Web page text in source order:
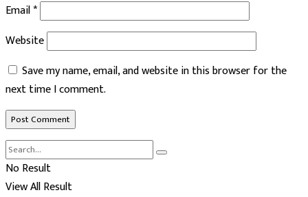
Email*
Website
Save my name, email, and website in this browser for the
next time I comment.
No Result
View All Result